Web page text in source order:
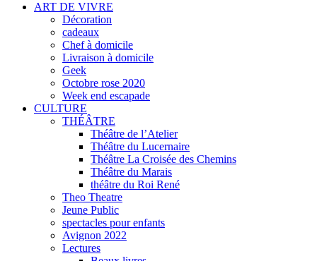
ART DE VIVRE
Décoration
cadeaux
Chef à domicile
Livraison à domicile
Geek
Octobre rose 2020
Week end escapade
CULTURE
THÉÂTRE
Théâtre de l’Atelier
Théâtre du Lucernaire
Théâtre La Croisée des Chemins
Théâtre du Marais
théâtre du Roi René
Theo Theatre
Jeune Public
spectacles pour enfants
Avignon 2022
Lectures